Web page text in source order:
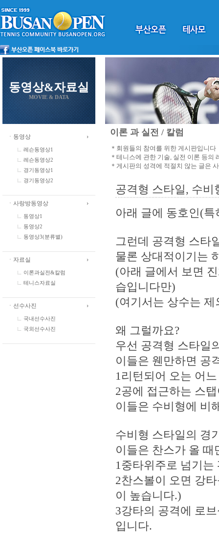
동영상&자료실
MOVIE & DATA
ㆍ동영상
레슨동영상1
레슨동영상2
경기동영상1
경기동영상2
ㆍ사랑방동영상
동영상1
동영상2
동영상3(분류별)
ㆍ자료실
이론과실전&칼럼
테니스자료실
ㆍ선수사진
국내선수사진
국외선수사진
이론 과 실전 / 칼럼
＊회원들의 참여를 위한 게시판입니다
＊테니스에 관한 기술, 실전 이론 등의
＊게시판의 성격에 적절치 않는 글은
공격형 스타일, 수
아래 글에 동호인(
그런데 공격형 스타
물론 상대적이기는
(아래 글에서 보면
습입니다만)
(여기서는 상수는
왜 그럴까요?
우선 공격형 스타일
이들은 웬만하면 공
1리턴되어 오는 어
2공에 접근하는 스
이들은 수비형에 비
수비형 스타일의 경
이들은 찬스가 올 때
1중타위주로 넘기
2찬스볼이 오면 강
이 높습니다.)
3강타의 공격에 로
입니다.